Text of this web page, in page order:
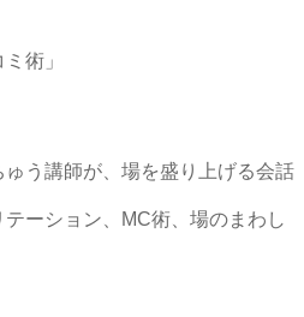
術」
う講師が、場を盛り上げる会話
ーション、MC術、場のまわし